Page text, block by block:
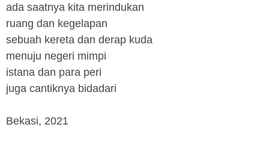
ada saatnya kita merindukan
ruang dan kegelapan
sebuah kereta dan derap kuda
menuju negeri mimpi
istana dan para peri
juga cantiknya bidadari
Bekasi, 2021